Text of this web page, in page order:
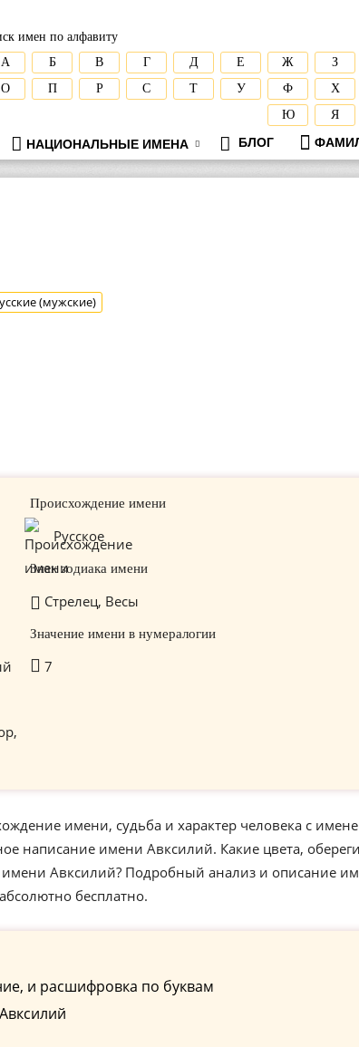
имен по алфавиту
А
Б В Г Д Е Ж
З
О
П Р С Т У Ф
Х
Ю
Я
НАЦИОНАЛЬНЫЕ ИМЕНА БЛОГ
(мужские)
Происхождение имени
Русское
Знак зодиака имени
Стрелец, Весы
Значение имени в нумералогии
7
имени, судьба и характер человека с
написание имени Авксилий. Какие цвета,
имени Авксилий? Подробный анализ и описание
бесплатно.
и расшифровка по буквам